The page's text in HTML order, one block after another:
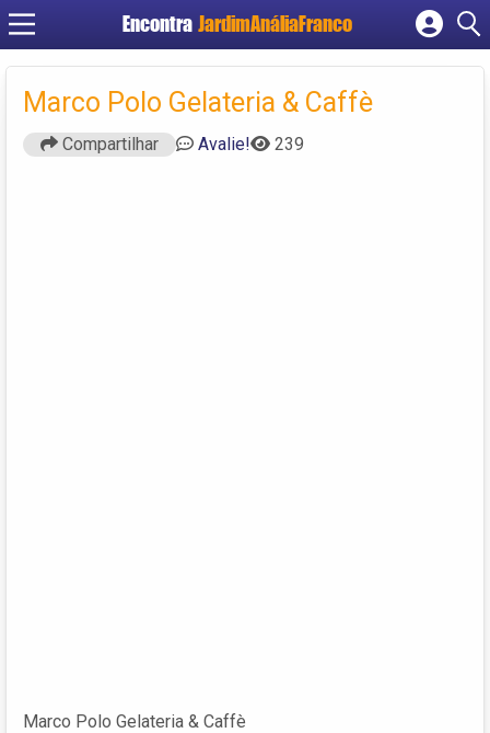
Encontra JardimAnáliaFranco
Cadastrar empresa
Criar conta
Marco Polo Gelateria & Caffè
Compartilhar Avalie! 239
Marco Polo Gelateria & Caffè